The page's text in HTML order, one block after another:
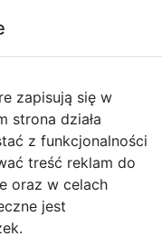
które
Wingardium
i jego
z najbardziej
Hogwartu
zapisują się w
strona działa
z funkcjonalności
treść reklam do
oraz w celach
jest